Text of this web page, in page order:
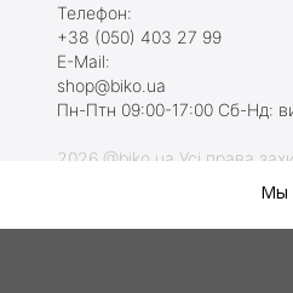
Телефон:
+38 (050) 403 27 99
E-Mail:
shop@biko.ua
Пн-Птн 09:00-17:00 Сб-Нд:
2026 @biko.ua Усі права
Мы